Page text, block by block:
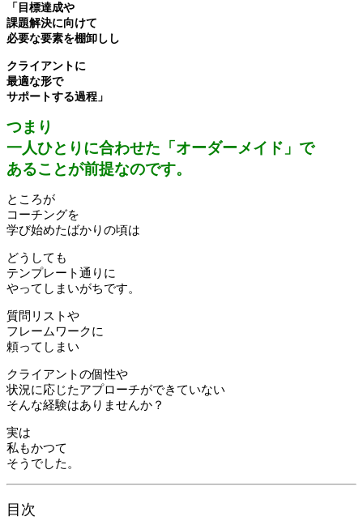
「目標達成や
課題解決に向けて
必要な要素を棚卸しし
クライアントに
最適な形で
サポートする過程」
つまり
一人ひとりに合わせた「オーダーメイド」で
あることが前提なのです。
ところが
コーチングを
学び始めたばかりの頃は
どうしても
テンプレート通りに
やってしまいがちです。
質問リストや
フレームワークに
頼ってしまい
クライアントの個性や
状況に応じたアプローチができていない
そんな経験はありませんか？
実は
私もかつて
そうでした。
目次